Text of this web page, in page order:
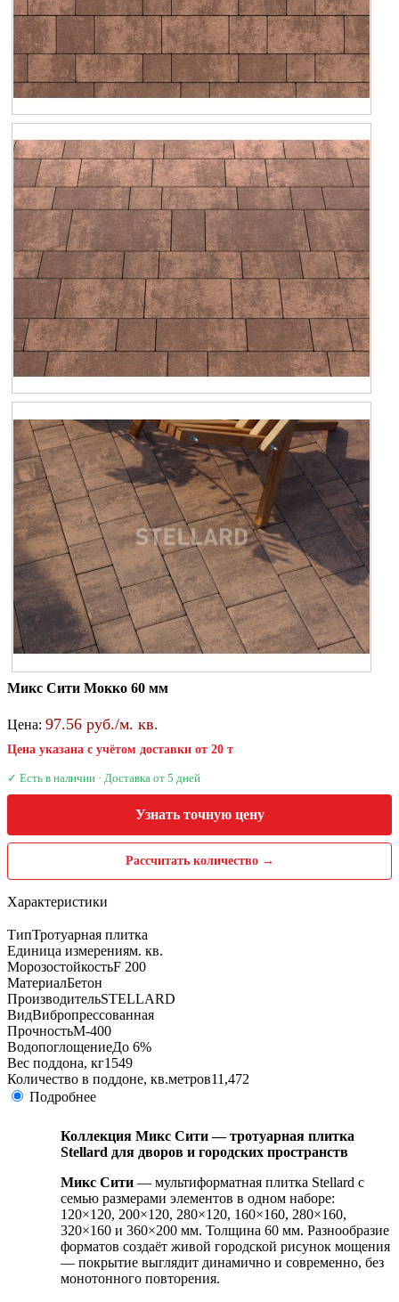
Микс Сити Мокко 60 мм
Цена: 97.56 руб./м. кв.
Цена указана с учётом доставки от 20 т
✓ Есть в наличии · Доставка от 5 дней
Узнать точную цену
Рассчитать количество →
Характеристики
ТипТротуарная плитка
Единица измерениям. кв.
МорозостойкостьF 200
МатериалБетон
ПроизводительSTELLARD
ВидВибропрессованная
ПрочностьМ-400
ВодопоглощениеДо 6%
Вес поддона, кг1549
Количество в поддоне, кв.метров11,472
Подробнее
Коллекция Микс Сити — тротуарная плитка
Stellard для дворов и городских пространств
Микс Сити — мультиформатная плитка Stellard с
семью размерами элементов в одном наборе:
120×120, 200×120, 280×120, 160×160, 280×160,
320×160 и 360×200 мм. Толщина 60 мм. Разнообразие
форматов создаёт живой городской рисунок мощения
— покрытие выглядит динамично и современно, без
монотонного повторения.